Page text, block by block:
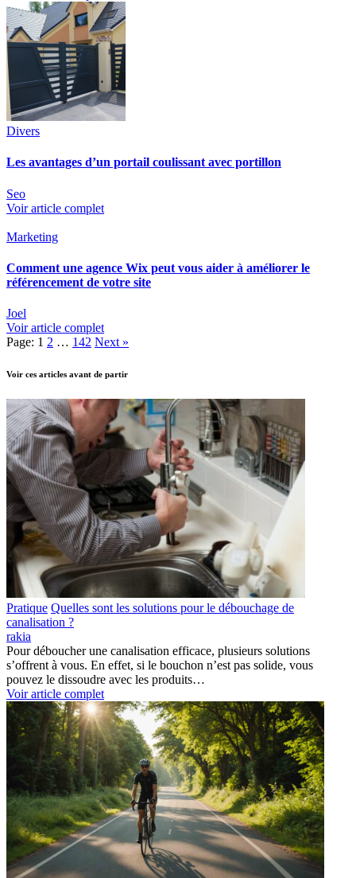
Divers
Les avantages d’un portail coulissant avec portillon
Seo
Voir article complet
Marketing
Comment une agence Wix peut vous aider à améliorer le
référencement de votre site
Joel
Voir article complet
Page: 1 2 … 142 Next »
Voir ces articles avant de partir
Pratique Quelles sont les solutions pour le débouchage de
canalisation ?
rakia
Pour déboucher une canalisation efficace, plusieurs solutions
s’offrent à vous. En effet, si le bouchon n’est pas solide, vous
pouvez le dissoudre avec les produits…
Voir article complet